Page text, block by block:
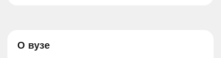
О вузе